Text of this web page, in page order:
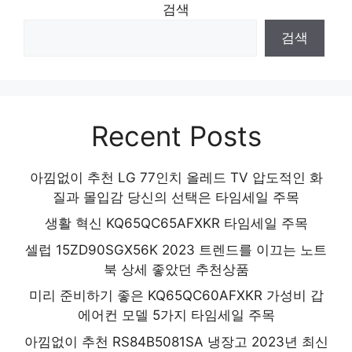
검색
검색
Recent Posts
아낌없이 추천 LG 77인치 올레드 TV 압도적인 화
질과 몰입감 당신의 선택은 타임세일 주목
생활 혁신 KQ65QC65AFXKR 타임세일 주목
셀럽 15ZD90SGX56K 2023 트렌드를 이끄는 노트
북 상세 좋았던 추천상품
미리 준비하기 좋은 KQ65QC60AFXKR 가성비 갑
에어컨 모델 5가지 타임세일 주목
아낌없이 추천 RS84B5081SA 냉장고 2023년 최신